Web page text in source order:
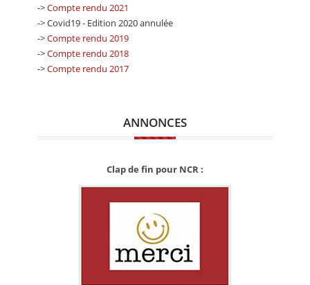
->Compte rendu 2021
-> Covid19 - Edition 2020 annulée
->Compte rendu 2019
->Compte rendu 2018
->Compte rendu 2017
ANNONCES
Clap de fin pour NCR :